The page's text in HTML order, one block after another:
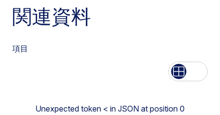
関連資料
項目
List Grid
Unexpected token < in JSON at position 0